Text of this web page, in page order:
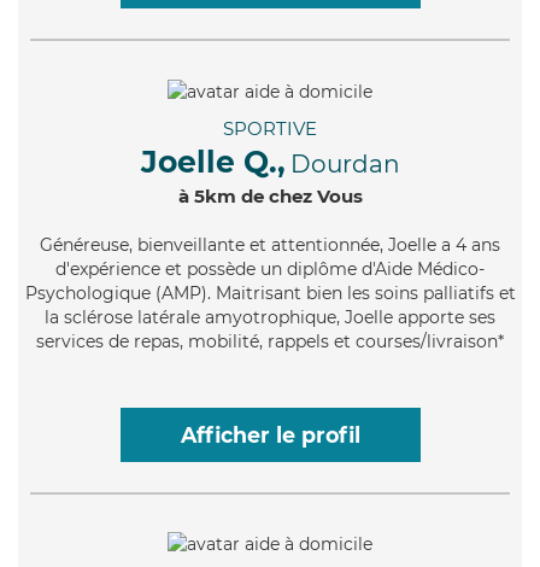
SPORTIVE
Joelle Q., Dourdan
à 5km de chez Vous
Généreuse, bienveillante et attentionnée, Joelle a 4 ans
d'expérience et possède un diplôme d'Aide Médico-
Psychologique (AMP). Maitrisant bien les soins palliatifs et
la sclérose latérale amyotrophique, Joelle apporte ses
services de repas, mobilité, rappels et courses/livraison*
Afficher le profil